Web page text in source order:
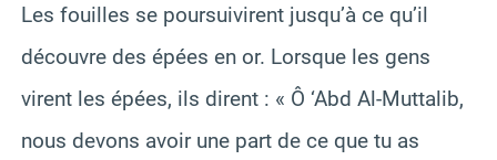
Les fouilles se poursuivirent jusqu’à ce qu’il
découvre des épées en or. Lorsque les gens
virent les épées, ils dirent : « Ô ‘Abd Al-Muttalib,
nous devons avoir une part de ce que tu as